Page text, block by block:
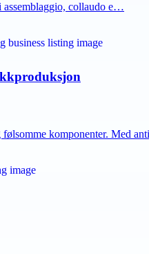
assemblaggio, collaudo e…
komponenter. Med